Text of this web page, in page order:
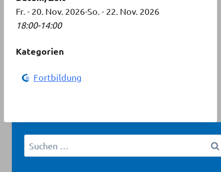
Fr. - 20. Nov. 2026-So. - 22. Nov. 2026
18:00-14:00
Kategorien
Fortbildung
Suchen
nach: